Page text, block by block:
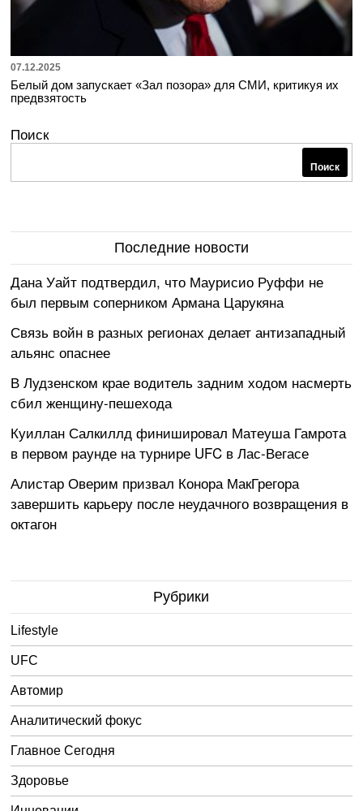
07.12.2025
Белый дом запускает «Зал позора» для СМИ, критикуя их
предвзятость
Поиск
Поиск
Последние новости
Дана Уайт подтвердил, что Маурисио Руффи не
был первым соперником Армана Царукяна
Связь войн в разных регионах делает антизападный
альянс опаснее
В Лудзенском крае водитель задним ходом насмерть
сбил женщину-пешехода
Куиллан Салкиллд финишировал Матеуша Гамрота
в первом раунде на турнире UFC в Лас-Вегасе
Алистар Оверим призвал Конора МакГрегора
завершить карьеру после неудачного возвращения в
октагон
Рубрики
Lifestyle
UFC
Автомир
Аналитический фокус
Главное Сегодня
Здоровье